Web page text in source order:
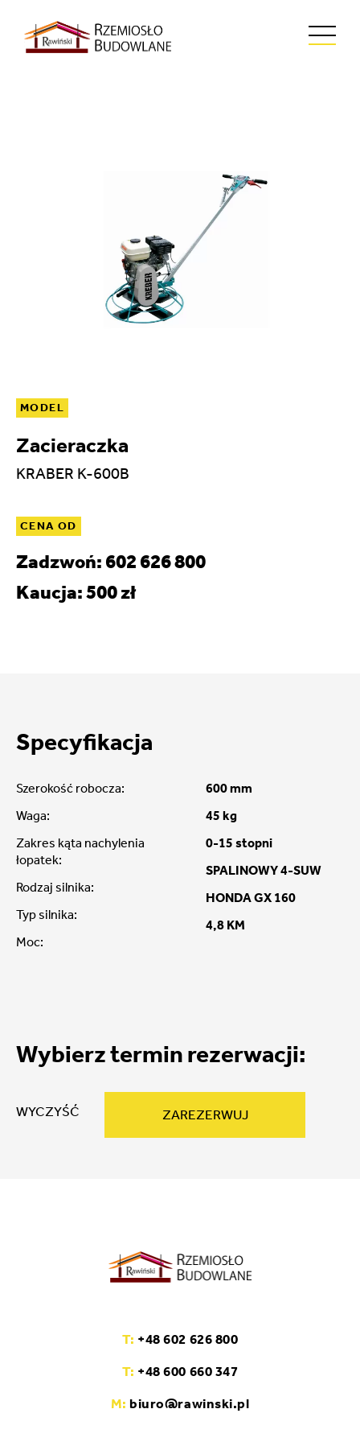
MODEL
Zacieraczka
KRABER K-600B
CENA OD
Zadzwoń: 602 626 800
Kaucja: 500 zł
Specyfikacja
Szerokość robocza:
Waga:
Zakres kąta nachylenia
łopatek:
Rodzaj silnika:
Typ silnika:
Moc:
600 mm
45 kg
0-15 stopni
SPALINOWY 4-SUW
HONDA GX 160
4,8 KM
Wybierz termin rezerwacji:
WYCZYŚĆ ZAREZERWUJ
T: +48 602 626 800
T: +48 600 660 347
M: biuro@rawinski.pl